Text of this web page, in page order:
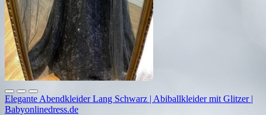
Elegante Abendkleider Lang Schwarz | Abiballkleider mit Glitzer |
Babyonlinedress.de